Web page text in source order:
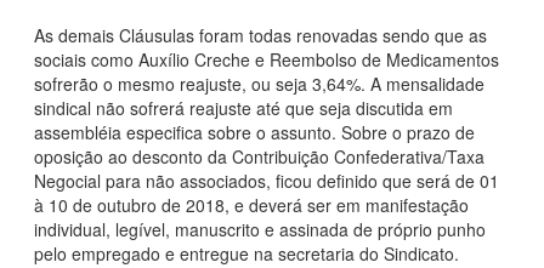
As demais Cláusulas foram todas renovadas sendo que as
sociais como Auxílio Creche e Reembolso de Medicamentos
sofrerão o mesmo reajuste, ou seja 3,64%. A mensalidade
sindical não sofrerá reajuste até que seja discutida em
assembléia especifica sobre o assunto. Sobre o prazo de
oposição ao desconto da Contribuição Confederativa/Taxa
Negocial para não associados, ficou definido que será de 01
à 10 de outubro de 2018, e deverá ser em manifestação
individual, legível, manuscrito e assinada de próprio punho
pelo empregado e entregue na secretaria do Sindicato.